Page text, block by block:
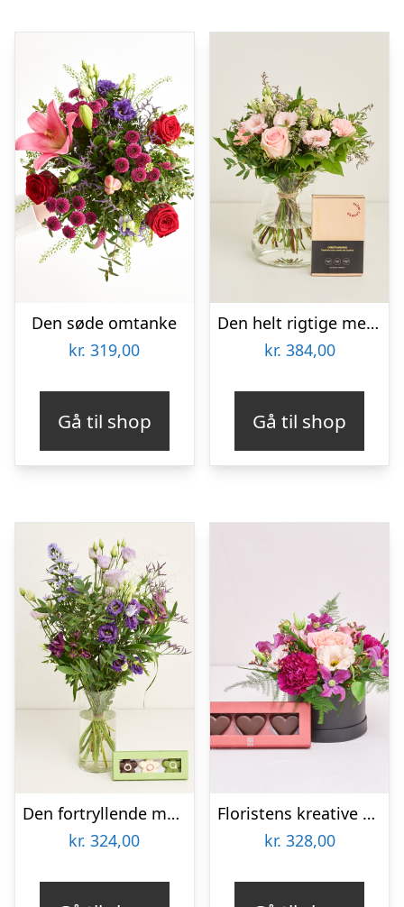
Den søde omtanke
kr. 319,00
Gå til shop
Den helt rigtige med Lakridseriet Skagen
kr. 384,00
Gå til shop
Den fortryllende med CHO CHO marcipanblomster
kr. 324,00
Floristens kreative valg i æske med marcipanhjerter
kr. 328,00